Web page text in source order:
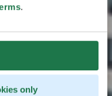
.
only